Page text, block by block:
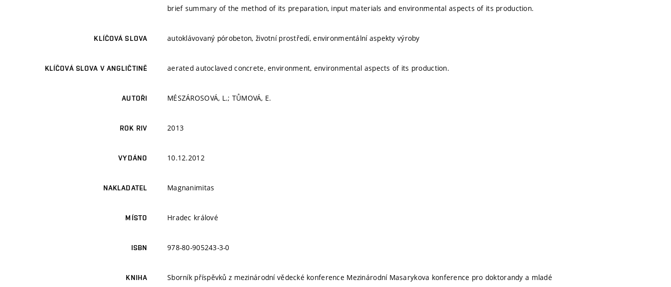
brief summary of the method of its preparation, input materials and environmental aspects of its production.
KLÍČOVÁ SLOVA autoklávovaný pórobeton, životní prostředí, environmentální aspekty výroby
KLÍČOVÁ SLOVA V ANGLIČTINĚ aerated autoclaved concrete, environment, environmental aspects of its production.
AUTOŘI MÉSZÁROSOVÁ, L.; TŮMOVÁ, E.
ROK RIV 2013
VYDÁNO 10.12.2012
NAKLADATEL Magnanimitas
MÍSTO Hradec králové
ISBN 978-80-905243-3-0
KNIHA
Sborník příspěvků z mezinárodní vědecké konference Mezinárodní Masarykova konference pro doktorandy a mladé